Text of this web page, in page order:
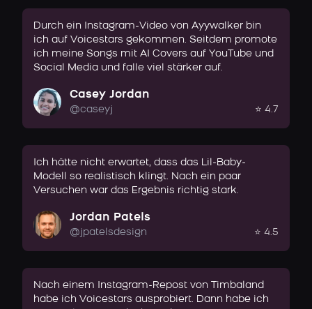
Durch ein Instagram-Video von Ayywalker bin
ich auf Voicestars gekommen. Seitdem promote
ich meine Songs mit AI Covers auf YouTube und
Social Media und falle viel stärker auf.
Casey Jordan
@caseyj ⭐ 4.7
Ich hätte nicht erwartet, dass das Lil-Baby-
Modell so realistisch klingt. Nach ein paar
Versuchen war das Ergebnis richtig stark.
Jordan Patels
@jpatelsdesign ⭐ 4.5
Nach einem Instagram-Repost von Timbaland
habe ich Voicestars ausprobiert. Dann habe ich